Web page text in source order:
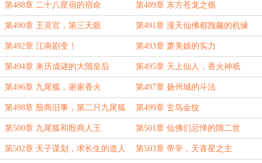
第488章 二十八星宿的宿命 第489章 东方苍龙之殇
第490章 王灵官，第三天眼 第491章 漫天仙佛都觊觎的机缘
第492章 江南剧变！ 第493章 萧美娘的实力
第494章 来历成谜的大隋皇后 第495章 天上仙人，香火神祇
第496章 九尾狐，谢家香火 第497章 扬州城的斗法
第498章 殷商旧事，第二只九尾狐 第499章 玄鸟金纹
第500章 九尾狐和殷商人王 第501章 仙佛们忌惮的隋二世
第502章 天子谋划，求长生的道人 第503章 帝辛，天喜星之主